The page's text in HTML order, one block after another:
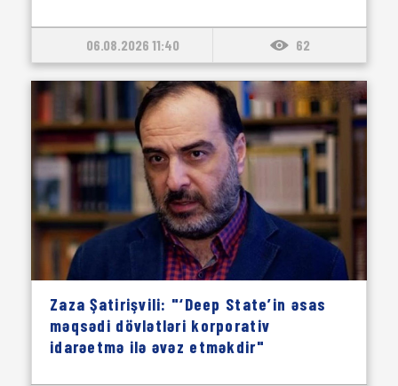
06.08.2026 11:40 62
Zaza Şatirişvili: "‘Deep State’in əsas
məqsədi dövlətləri korporativ
idarəetmə ilə əvəz etməkdir"